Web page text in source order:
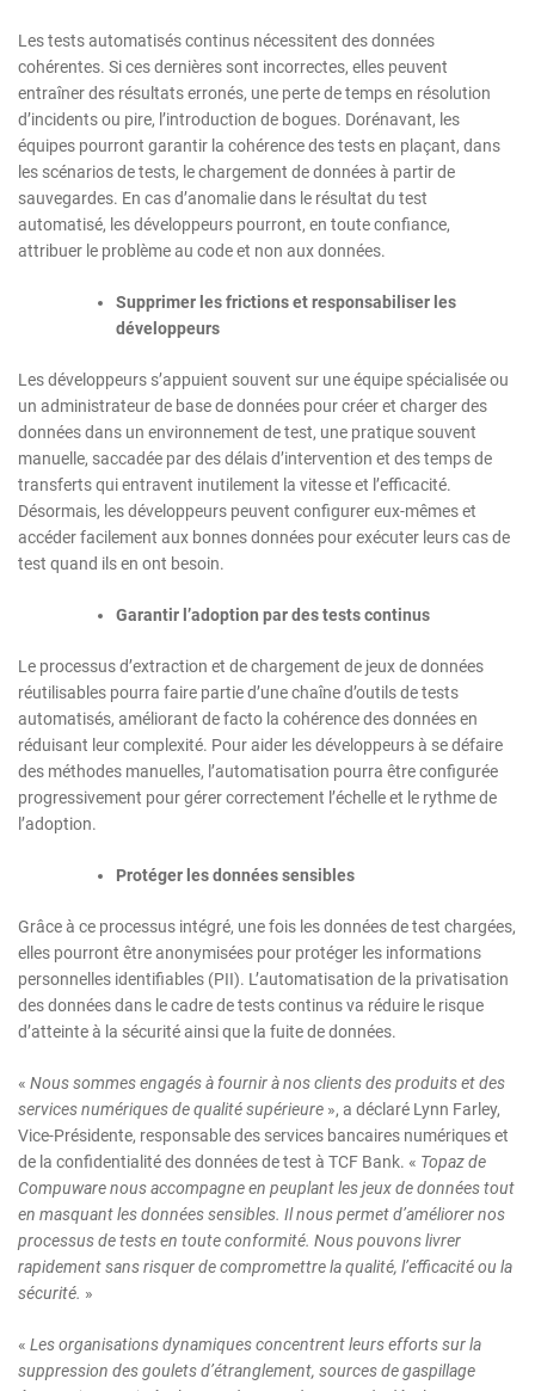
Les tests automatisés continus nécessitent des données
cohérentes. Si ces dernières sont incorrectes, elles peuvent
entraîner des résultats erronés, une perte de temps en résolution
d’incidents ou pire, l’introduction de bogues. Dorénavant, les
équipes pourront garantir la cohérence des tests en plaçant, dans
les scénarios de tests, le chargement de données à partir de
sauvegardes. En cas d’anomalie dans le résultat du test
automatisé, les développeurs pourront, en toute confiance,
attribuer le problème au code et non aux données.
Supprimer les frictions et responsabiliser les
développeurs
Les développeurs s’appuient souvent sur une équipe spécialisée ou
un administrateur de base de données pour créer et charger des
données dans un environnement de test, une pratique souvent
manuelle, saccadée par des délais d’intervention et des temps de
transferts qui entravent inutilement la vitesse et l’efficacité.
Désormais, les développeurs peuvent configurer eux-mêmes et
accéder facilement aux bonnes données pour exécuter leurs cas de
test quand ils en ont besoin.
Garantir l’adoption par des tests continus
Le processus d’extraction et de chargement de jeux de données
réutilisables pourra faire partie d’une chaîne d’outils de tests
automatisés, améliorant de facto la cohérence des données en
réduisant leur complexité. Pour aider les développeurs à se défaire
des méthodes manuelles, l’automatisation pourra être configurée
progressivement pour gérer correctement l’échelle et le rythme de
l’adoption.
Protéger les données sensibles
Grâce à ce processus intégré, une fois les données de test chargées,
elles pourront être anonymisées pour protéger les informations
personnelles identifiables (PII). L’automatisation de la privatisation
des données dans le cadre de tests continus va réduire le risque
d’atteinte à la sécurité ainsi que la fuite de données.
« Nous sommes engagés à fournir à nos clients des produits et des
services numériques de qualité supérieure », a déclaré Lynn Farley,
Vice-Présidente, responsable des services bancaires numériques et
de la confidentialité des données de test à TCF Bank. « Topaz de
Compuware nous accompagne en peuplant les jeux de données tout
en masquant les données sensibles. Il nous permet d’améliorer nos
processus de tests en toute conformité. Nous pouvons livrer
rapidement sans risquer de compromettre la qualité, l’efficacité ou la
sécurité. »
« Les organisations dynamiques concentrent leurs efforts sur la
suppression des goulets d’étranglement, sources de gaspillage